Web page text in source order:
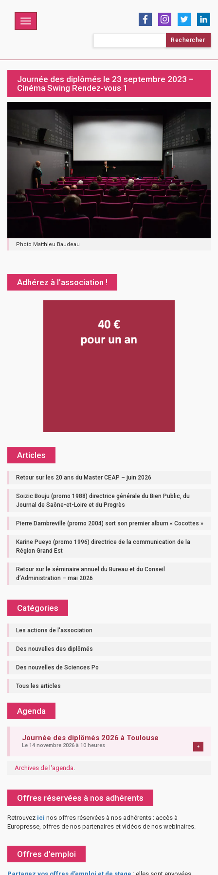
Menu
Journée des diplômés le 23 septembre 2023 –
Cinéma Swing Rendez-vous 1
Photo Matthieu Baudeau
Adhérez à l’association !
Articles
Retour sur les 20 ans du Master CEAP – juin 2026
Soizic Bouju (promo 1988) directrice générale du Bien Public, du
Journal de Saône-et-Loire et du Progrès
Pierre Dambreville (promo 2004) sort son premier album « Cocottes »
Karine Pueyo (promo 1996) directrice de la communication de la
Région Grand Est
Retour sur le séminaire annuel du Bureau et du Conseil
d’Administration – mai 2026
Catégories
Les actions de l'association
Des nouvelles des diplômés
Des nouvelles de Sciences Po
Tous les articles
Agenda
Journée des diplômés 2026 à Toulouse
Le 14 novembre 2026 à 10 heures +
Archives de l'agenda.
Offres réservées à nos adhérents
Retrouvez ici nos offres réservées à nos adhérents : accès à
Europresse, offres de nos partenaires et vidéos de nos webinaires.
Offres d’emploi